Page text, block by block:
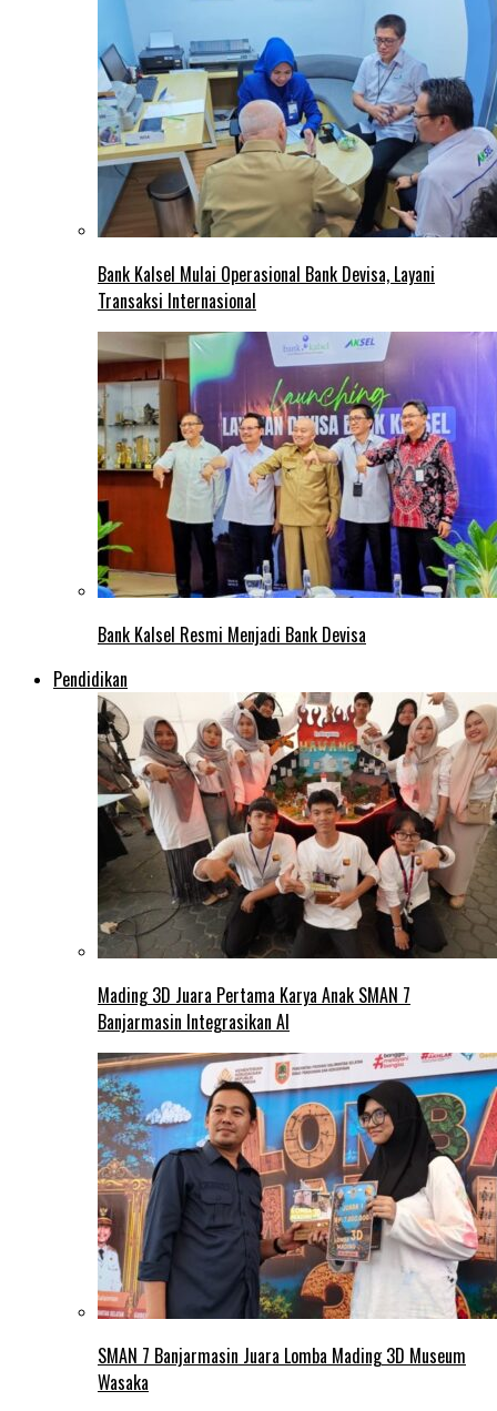
Bank Kalsel Mulai Operasional Bank Devisa, Layani
Transaksi Internasional
Bank Kalsel Resmi Menjadi Bank Devisa
Pendidikan
Mading 3D Juara Pertama Karya Anak SMAN 7
Banjarmasin Integrasikan AI
SMAN 7 Banjarmasin Juara Lomba Mading 3D Museum
Wasaka